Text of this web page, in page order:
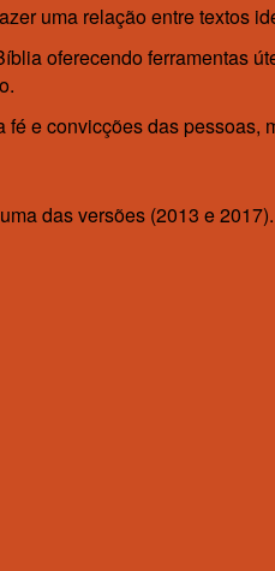
uma relação entre textos
oferecendo ferramentas
fé e convicções das
das versões (2013 e 2017).